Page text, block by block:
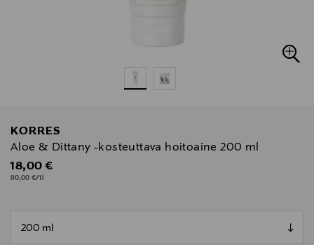
KORRES
Aloe & Dittany -kosteuttava hoitoaine 200 ml
Original Price
18,00 €
90,00 €/1l
null